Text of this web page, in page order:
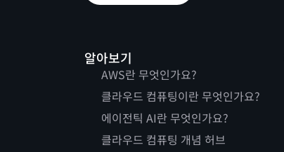
알아보기
AWS란 무엇인가요?
클라우드 컴퓨팅이란 무엇인가요?
에이전틱 AI란 무엇인가요?
클라우드 컴퓨팅 개념 허브